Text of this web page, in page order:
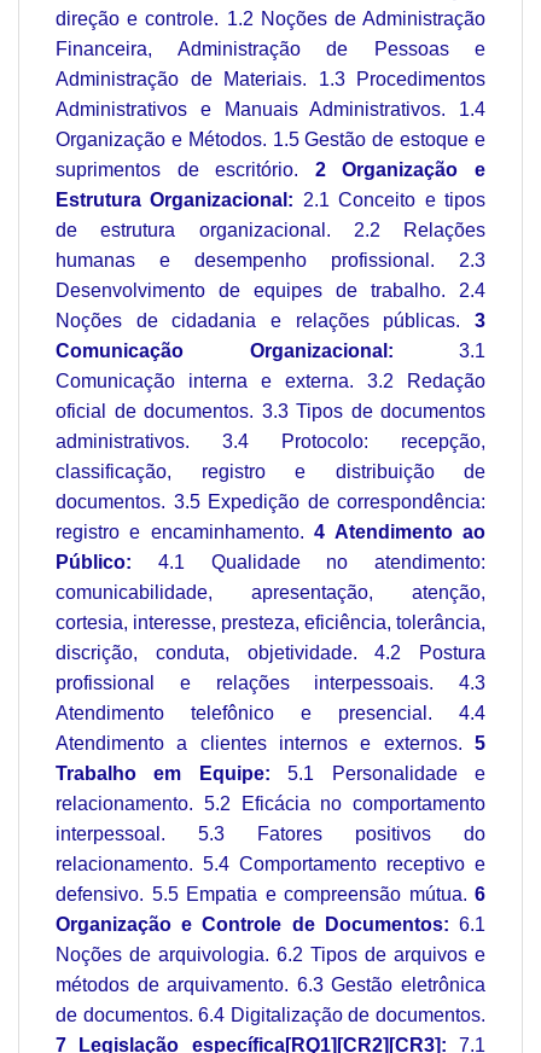
direção e controle. 1.2 Noções de Administração
Financeira, Administração de Pessoas e
Administração de Materiais. 1.3 Procedimentos
Administrativos e Manuais Administrativos. 1.4
Organização e Métodos. 1.5 Gestão de estoque e
suprimentos de escritório. 2 Organização e
Estrutura Organizacional: 2.1 Conceito e tipos
de estrutura organizacional. 2.2 Relações
humanas e desempenho profissional. 2.3
Desenvolvimento de equipes de trabalho. 2.4
Noções de cidadania e relações públicas. 3
Comunicação Organizacional: 3.1
Comunicação interna e externa. 3.2 Redação
oficial de documentos. 3.3 Tipos de documentos
administrativos. 3.4 Protocolo: recepção,
classificação, registro e distribuição de
documentos. 3.5 Expedição de correspondência:
registro e encaminhamento.4 Atendimento ao
Público: 4.1 Qualidade no atendimento:
comunicabilidade, apresentação, atenção,
cortesia, interesse, presteza, eficiência, tolerância,
discrição, conduta, objetividade. 4.2 Postura
profissional e relações interpessoais. 4.3
Atendimento telefônico e presencial. 4.4
Atendimento a clientes internos e externos. 5
Trabalho em Equipe:5.1 Personalidade e
relacionamento. 5.2 Eficácia no comportamento
interpessoal. 5.3 Fatores positivos do
relacionamento. 5.4 Comportamento receptivo e
defensivo. 5.5 Empatia e compreensão mútua. 6
Organização e Controle de Documentos: 6.1
Noções de arquivologia. 6.2 Tipos de arquivos e
métodos de arquivamento. 6.3 Gestão eletrônica
de documentos. 6.4 Digitalização de documentos.
7 Legislação específica[RQ1][CR2][CR3]: 7.1